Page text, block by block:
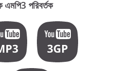
এমপি3 পরিবর্তক